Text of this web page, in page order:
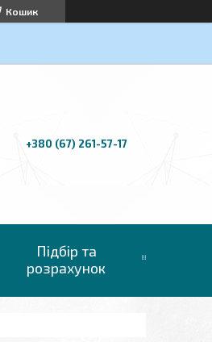
Кошик
+380 (67) 261-57-17
Підбір та
розрахунок